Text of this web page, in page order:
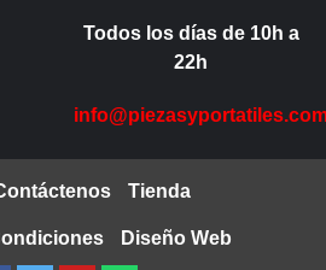
Todos los días de 10h a
22h
Tienda
Diseño Web